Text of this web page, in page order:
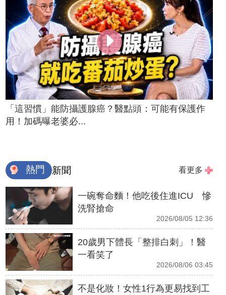
「這習慣」能防攝護腺癌？醫點頭：可能有保護作
用！加碼曝老婆必...
熱門 新聞 看更多
一碗奪命麵！他吃後住進ICU 慘
洗腎搶命
2026/08/05 12:36
20歲男下體長「整排白刺」！醫
一看笑了
2026/08/06 03:45
不是化妝！女性1行為更易找到工